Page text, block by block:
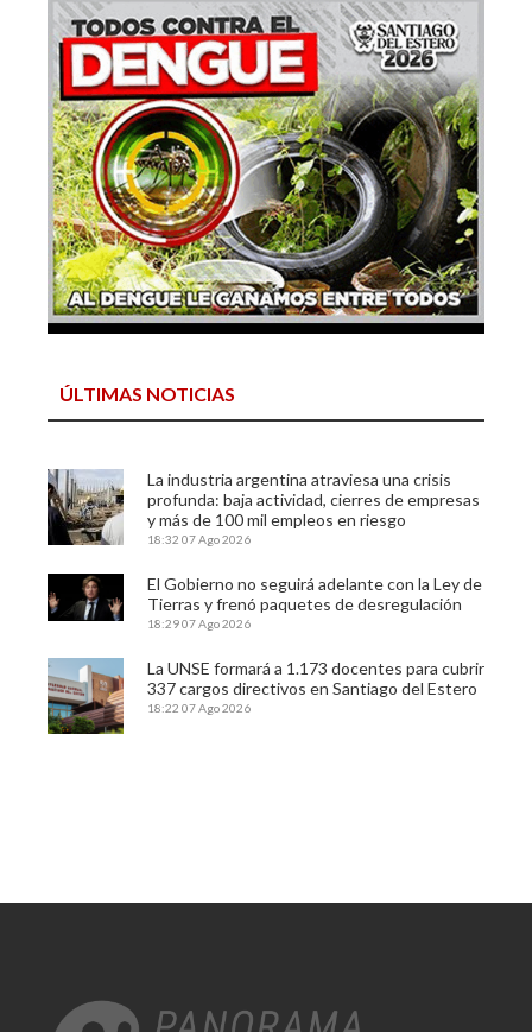
ÚLTIMAS NOTICIAS
La industria argentina atraviesa una crisis
profunda: baja actividad, cierres de empresas
y más de 100 mil empleos en riesgo
18:32 07 Ago 2026
El Gobierno no seguirá adelante con la Ley de
Tierras y frenó paquetes de desregulación
18:2907 Ago 2026
La UNSE formará a 1.173 docentes para cubrir
337 cargos directivos en Santiago del Estero
18:22 07 Ago 2026